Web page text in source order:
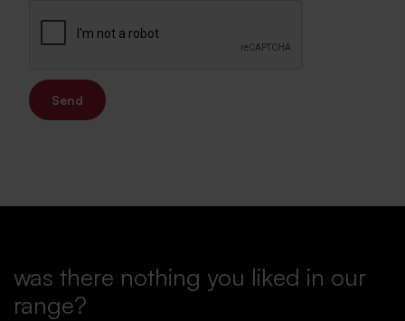
Send
was there nothing you liked in our
range?